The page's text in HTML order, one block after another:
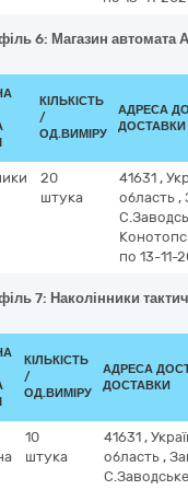
6: Магазин автомата
КІЛЬКІСТЬ
/
ОД.ВИМІРУ
АДРЕСА
ДОСТАВКИ
20
штука
41631 ,
область ,
по 13-11-
7: Наколінники
КІЛЬКІСТЬ
/
ОД.ВИМІРУ
АДРЕСА
ДОСТАВКИ
10
штука
41631 ,
область ,